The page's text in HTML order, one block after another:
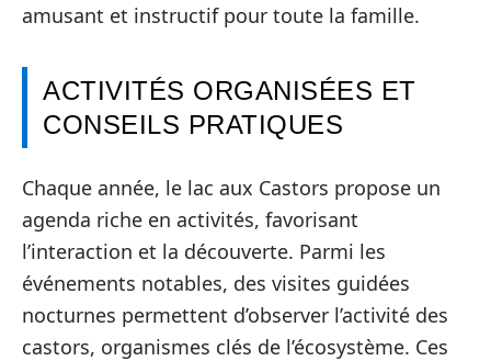
amusant et instructif pour toute la famille.
ACTIVITÉS ORGANISÉES ET
CONSEILS PRATIQUES
Chaque année, le lac aux Castors propose un
agenda riche en activités, favorisant
l’interaction et la découverte. Parmi les
événements notables, des visites guidées
nocturnes permettent d’observer l’activité des
castors, organismes clés de l’écosystème. Ces